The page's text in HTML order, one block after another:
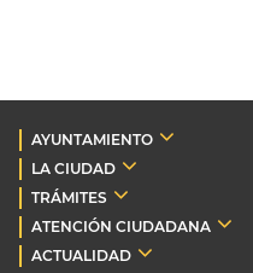
AYUNTAMIENTO
LA CIUDAD
TRÁMITES
ATENCIÓN CIUDADANA
ACTUALIDAD